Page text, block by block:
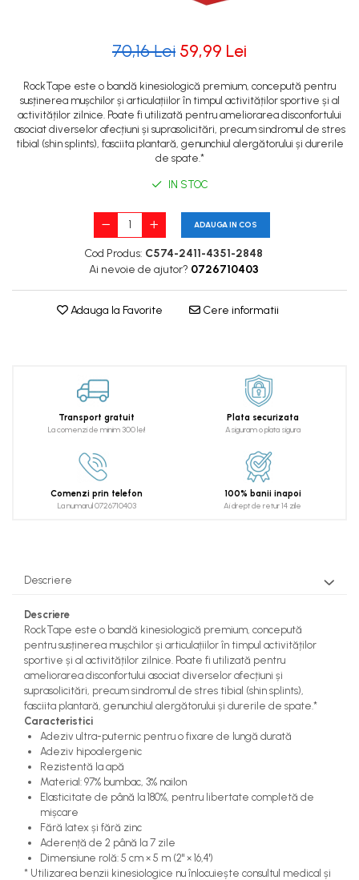
70,16 Lei 59,99 Lei
RockTape este o bandă kinesiologică premium, concepută pentru
susținerea mușchilor și articulațiilor în timpul activităților sportive și al
activităților zilnice. Poate fi utilizată pentru ameliorarea disconfortului
asociat diverselor afecțiuni și suprasolicitări, precum sindromul de stres
tibial (shin splints), fasciita plantară, genunchiul alergătorului și durerile
de spate.*
IN STOC
ADAUGA IN COS
Cod Produs: C574-2411-4351-2848
Ai nevoie de ajutor? 0726710403
Adauga la Favorite Cere informatii
Transport gratuit
La comenzi de minim 300 lei!
Plata securizata
Asiguram o plata sigura
Comenzi prin telefon
La numarul 0726710403
100% banii inapoi
Ai drept de retur 14 zile
Descriere
Descriere
RockTape este o bandă kinesiologică premium, concepută
pentru susținerea mușchilor și articulațiilor în timpul activităților
sportive și al activităților zilnice. Poate fi utilizată pentru
ameliorarea disconfortului asociat diverselor afecțiuni și
suprasolicitări, precum sindromul de stres tibial (shin splints),
fasciita plantară, genunchiul alergătorului și durerile de spate.*
Caracteristici
Adeziv ultra-puternic pentru o fixare de lungă durată
Adeziv hipoalergenic
Rezistentă la apă
Material: 97% bumbac, 3% nailon
Elasticitate de până la 180%, pentru libertate completă de
mișcare
Fără latex și fără zinc
Aderență de 2 până la 7 zile
Dimensiune rolă: 5 cm × 5 m (2" × 16,4')
* Utilizarea benzii kinesiologice nu înlocuiește consultul medical și